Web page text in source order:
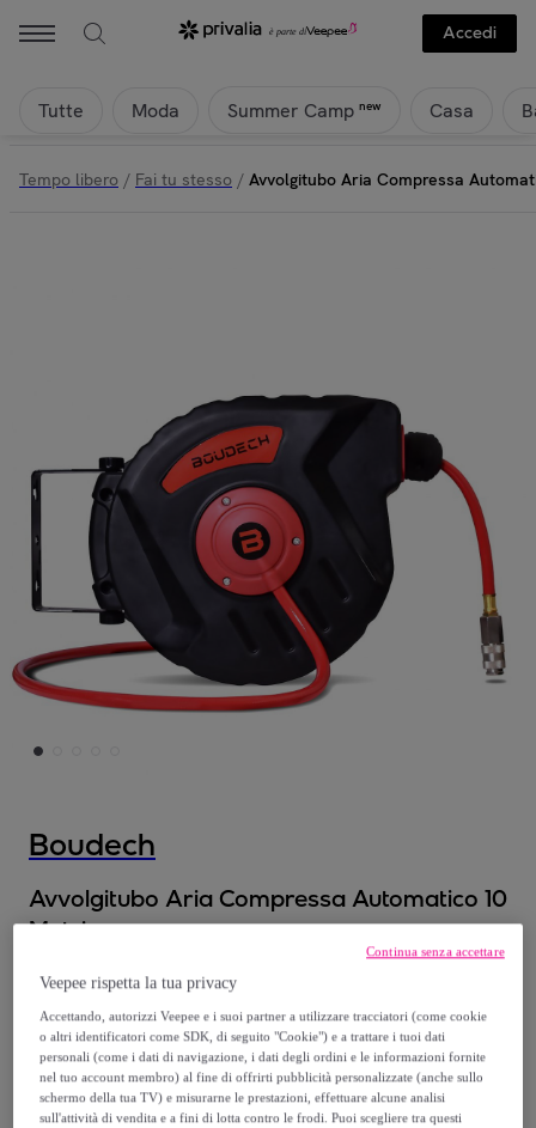
Accedi
Tutte Moda Summer Camp new Casa
Tempo libero / Fai tu stesso / Avvolgitubo Aria Compressa
Boudech
Avvolgitubo Aria Compressa Automatico 10
Metri
Avvolgitubo Aria Compressa
Automatico 10 Metri
44,99 €
72,99 €
Veepee rispetta la tua privacy
Accettando, autorizzi Veepee e i suoi partner a utilizzare tracciatori (come cookie
o altri identificatori come SDK, di seguito "Cookie") e a trattare i tuoi dati
personali (come i dati di navigazione, i dati degli ordini e le informazioni fornite
nel tuo account membro) al fine di offrirti pubblicità personalizzate (anche sullo
schermo della tua TV) e misurarne le prestazioni, effettuare alcune analisi
sull'attività di vendita e a fini di lotta contro le frodi. Puoi scegliere tra questi
Continua senza accettare